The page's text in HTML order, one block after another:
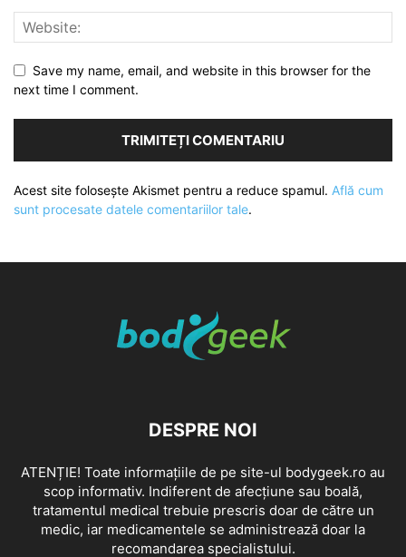
Save my name, email, and website in this browser for the
next time I comment.
Acest site folosește Akismet pentru a reduce spamul. Află cum
sunt procesate datele comentariilor tale.
DESPRE NOI
ATENȚIE! Toate informațiile de pe site-ul bodygeek.ro au
scop informativ. Indiferent de afecțiune sau boală,
tratamentul medical trebuie prescris doar de către un
medic, iar medicamentele se administrează doar la
recomandarea specialistului.